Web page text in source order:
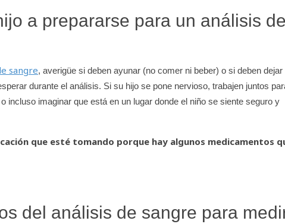
a prepararse para un análisis
sangre, averigüe si deben ayunar (no comer ni beber) o si deben dejar
durante el análisis. Si su hijo se pone nervioso, trabajen juntos
incluso imaginar que está en un lugar donde el niño se siente seguro y
que esté tomando porque hay algunos medicamentos
del análisis de sangre para